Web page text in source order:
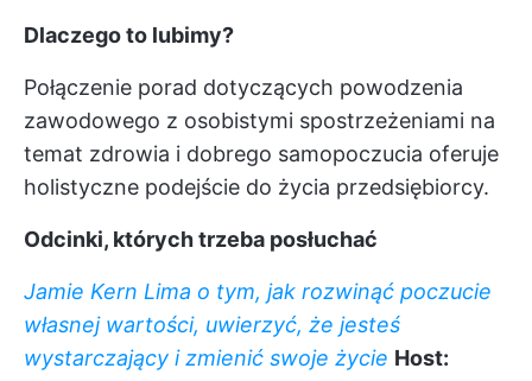
Dlaczego to lubimy?
Połączenie porad dotyczących powodzenia
zawodowego z osobistymi spostrzeżeniami na
temat zdrowia i dobrego samopoczucia oferuje
holistyczne podejście do życia przedsiębiorcy.
Odcinki, których trzeba posłuchać
Jamie Kern Lima o tym, jak rozwinąć poczucie
własnej wartości, uwierzyć, że jesteś
wystarczający i zmienić swoje życie Host: